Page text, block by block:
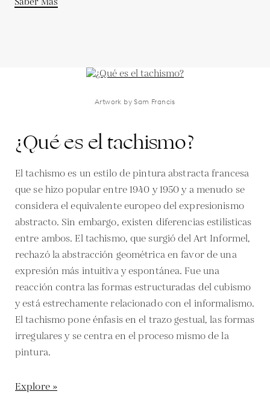
Artwork by Sam Francis
¿Qué es el tachismo?
El tachismo es un estilo de pintura abstracta francesa
que se hizo popular entre 1940 y 1950 y a menudo se
considera el equivalente europeo del expresionismo
abstracto. Sin embargo, existen diferencias estilísticas
entre ambos. El tachismo, que surgió del Art Informel,
rechazó la abstracción geométrica en favor de una
expresión más intuitiva y espontánea. Fue una
reacción contra las formas estructuradas del cubismo
y está estrechamente relacionado con el informalismo.
El tachismo pone énfasis en el trazo gestual, las formas
irregulares y se centra en el proceso mismo de la
pintura.
Explore »